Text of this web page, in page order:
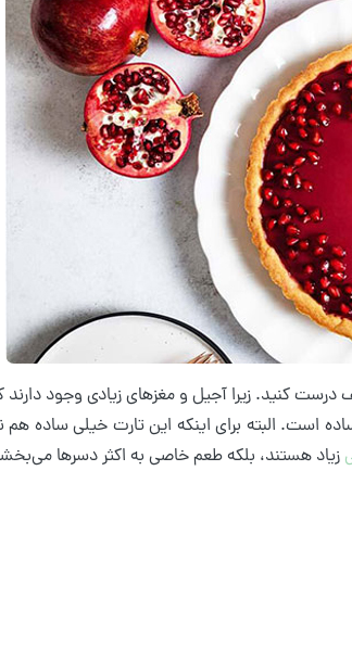
درست کنید. زیرا آجیل و مغزهای زیادی وجود
است. البته برای اینکه این تارت خیلی ساده هم
زیاد هستند، بلکه طعم خاصی به اکثر دسرها